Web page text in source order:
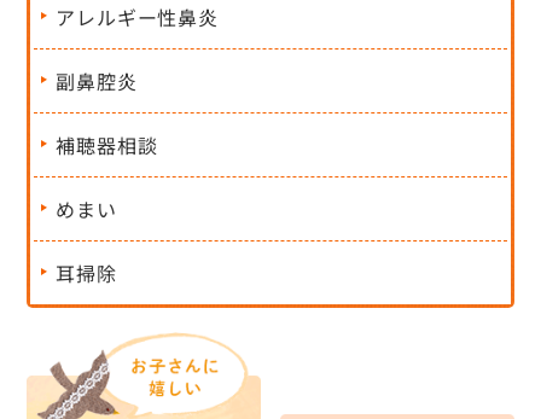
アレルギー性鼻炎
副鼻腔炎
補聴器相談
めまい
耳掃除